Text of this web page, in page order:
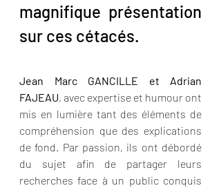
magnifique présentation
sur ces cétacés.
Jean Marc GANCILLE et Adrian
FAJEAU, avec expertise et humour ont
mis en lumière tant des éléments de
compréhension que des explications
de fond. Par passion, ils ont débordé
du sujet afin de partager leurs
recherches face à un public conquis